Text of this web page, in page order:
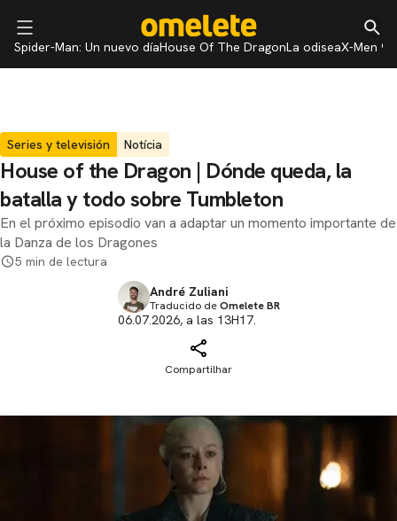
Spider-Man: Un nuevo díaHouse Of The DragonLa odiseaX-Men 97
Series y televisión Notícia
House of the Dragon | Dónde queda, la
batalla y todo sobre Tumbleton
En el próximo episodio van a adaptar un momento importante de
la Danza de los Dragones
5 min de lectura
André Zuliani
Traducido deOmelete BR
06.07.2026, a las 13H17.
Compartilhar